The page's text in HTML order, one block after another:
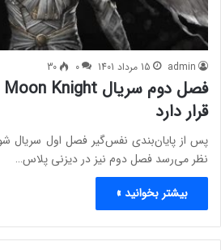
admin 15 مرداد 1401 0
30
قرار دارد
نظر می‌‌رسد فصل دوم نیز در دیزنی پلاس…
بیشتر بخوانید »